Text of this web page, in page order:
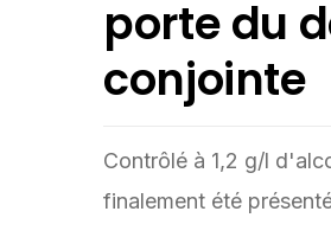
porte du
conjointe
Contrôlé à 1,2 g/l
finalement été